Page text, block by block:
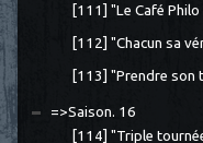
[111] "Le Café Philo
[112] "Chacun sa
[113] "Prendre son
=>Saison. 16
[114] "Triple